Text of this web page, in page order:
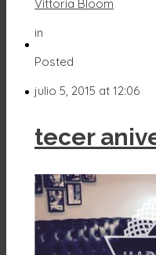
Vittoria Bloom
in
Posted
julio 5, 2015 at 12:06
tecer